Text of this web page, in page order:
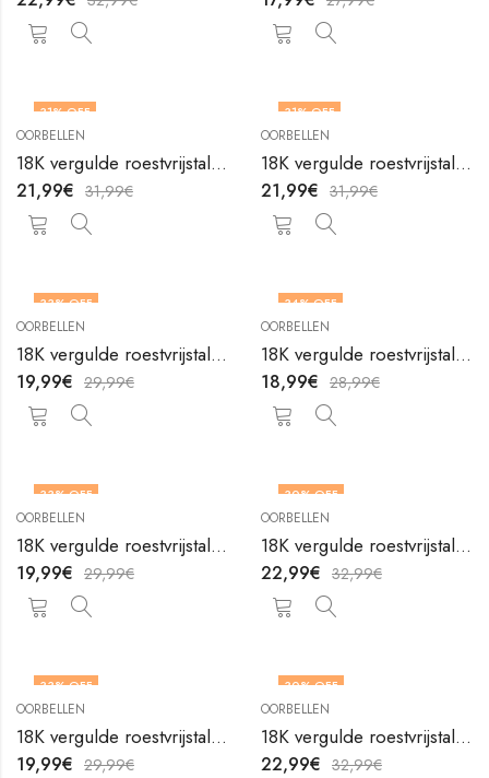
31% OFF
OORBELLEN
18K vergulde roestvrijstalen oorbellen Hearts van V&F Juweliers
21,99€ 31,99€
31% OFF
OORBELLEN
18K vergulde roestvrijstalen oorbellen Hearts van V&F Juweliers
21,99€ 31,99€
33% OFF
OORBELLEN
18K vergulde roestvrijstalen oorbellen Hearts van V&F Juweliers
19,99€ 29,99€
34% OFF
OORBELLEN
18K vergulde roestvrijstalen oorbellen Hearts van V&F Juweliers
18,99€ 28,99€
33% OFF
OORBELLEN
18K vergulde roestvrijstalen oorbellen Hearts van V&F Juweliers
19,99€ 29,99€
30% OFF
OORBELLEN
18K vergulde roestvrijstalen oorbellen Hearts van V&F Juweliers
22,99€ 32,99€
33% OFF
OORBELLEN
18K vergulde roestvrijstalen oorbellen Hearts van V&F Juweliers
19,99€ 29,99€
30% OFF
OORBELLEN
18K vergulde roestvrijstalen oorbellen Hearts van V&F Juweliers
22,99€ 32,99€